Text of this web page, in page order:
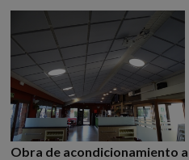
Obra de acondicionamiento